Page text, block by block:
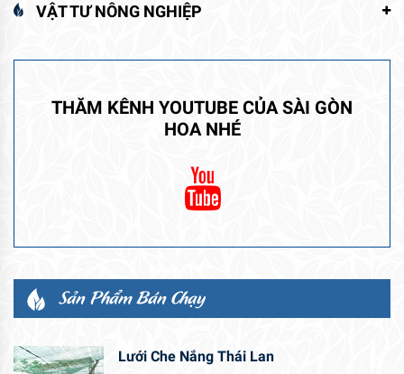
VẬT TƯ NÔNG NGHIỆP
THĂM KÊNH YOUTUBE CỦA SÀI GÒN
HOA NHÉ
Sản Phẩm Bán Chạy
Lưới Che Nắng Thái Lan